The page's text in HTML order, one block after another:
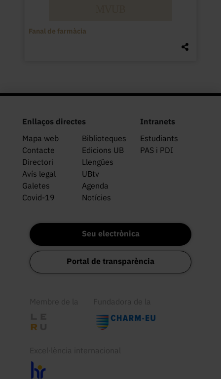
Fanal de farmàcia
Enllaços directes
Mapa web
Biblioteques
Contacte
Edicions UB
Directori
Llengües
Avís legal
UBtv
Galetes
Agenda
Covid-19
Notícies
Intranets
Estudiants
PAS i PDI
Seu electrònica
Portal de transparència
Membre de la Fundadora de la
Excel·lència internacional